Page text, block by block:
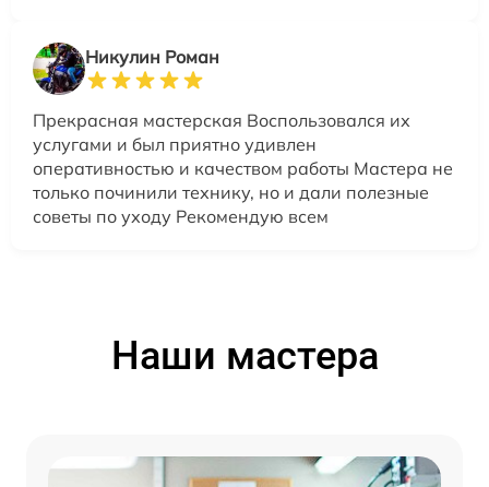
Никулин Роман
Прекрасная мастерская Воспользовался их
услугами и был приятно удивлен
оперативностью и качеством работы Мастера не
только починили технику, но и дали полезные
советы по уходу Рекомендую всем
Наши мастера